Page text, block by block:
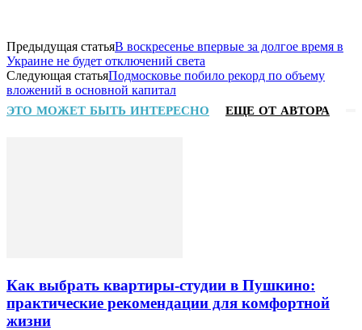
Предыдущая статьяВ воскресенье впервые за долгое время в
Украине не будет отключений света
Следующая статьяПодмосковье побило рекорд по объему
вложений в основной капитал
ЭТО МОЖЕТ БЫТЬ ИНТЕРЕСНО ЕЩЕ ОТ АВТОРА
Как выбрать квартиры-студии в Пушкино:
практические рекомендации для комфортной
жизни